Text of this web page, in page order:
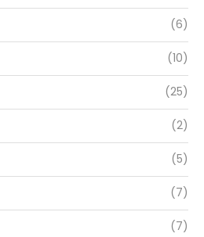
(6)
(10)
(25)
(2)
(5)
(7)
(7)